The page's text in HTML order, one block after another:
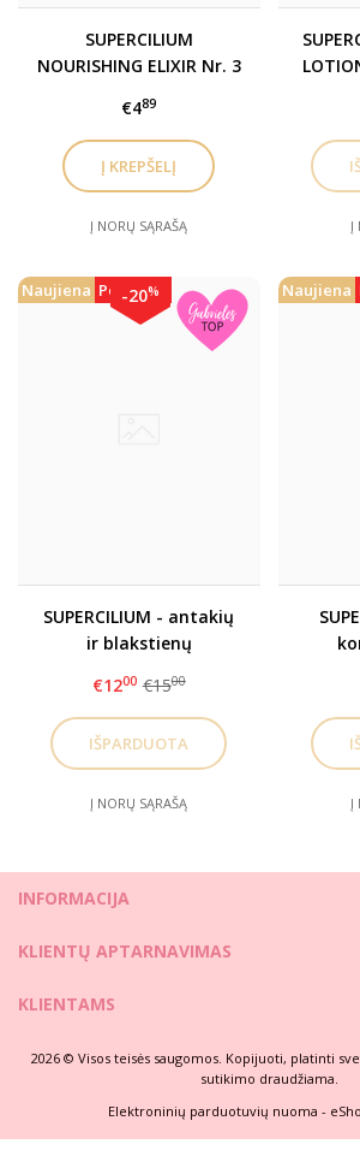
SUPERCILIUM
NOURISHING ELIXIR Nr. 3
laminavimo priemonė
(III ŽINGSNIS)
€489
Į NORŲ SĄRAŠĄ Į
Naujiena Populiari
-20%
SUPERCILIUM - antakių
ir blakstienų
1,2,3
€1200 €1500
Į NORŲ SĄRAŠĄ
Naujiena
Į
INFORMACIJA
KLIENTŲ APTARNAVIMAS
KLIENTAMS
2026 © Visos teisės saugomos. Kopijuoti, platinti
sutikimo draudžiama.
Elektroninių parduotuvių nuoma -